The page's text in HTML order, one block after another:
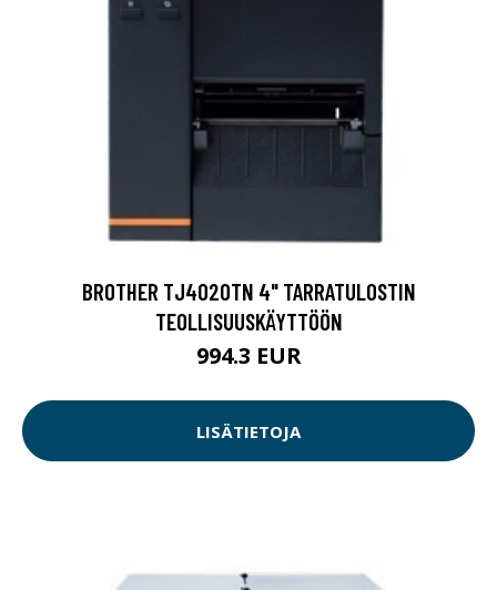
BROTHER TJ4020TN 4" TARRATULOSTIN
TEOLLISUUSKÄYTTÖÖN
994.3 EUR
LISÄTIETOJA